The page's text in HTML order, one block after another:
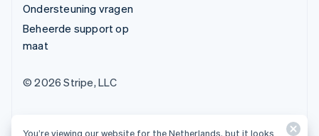
Ondersteuning vragen
Beheerde support op
maat
© 2026 Stripe, LLC
You’re viewing our website for the Netherlands, but it looks